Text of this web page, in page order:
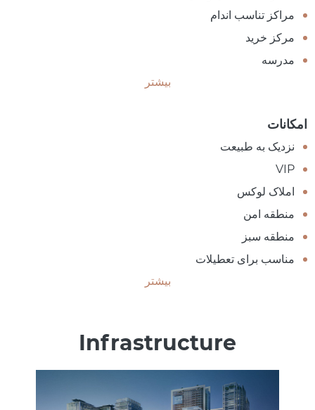
مراکز تناسب اندام
مرکز خرید
مدرسه
بیشتر
امکانات
نزدیک به طبیعت
VIP
املاک لوکس
منطقه امن
منطقه سبز
مناسب برای تعطیلات
بیشتر
Infrastructure